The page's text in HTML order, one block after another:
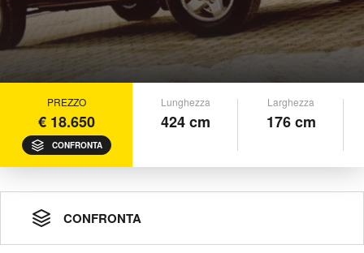
PREZZO
€ 18.650
CONFRONTA
Lunghezza
424 cm
Larghezza
176 cm
CONFRONTA